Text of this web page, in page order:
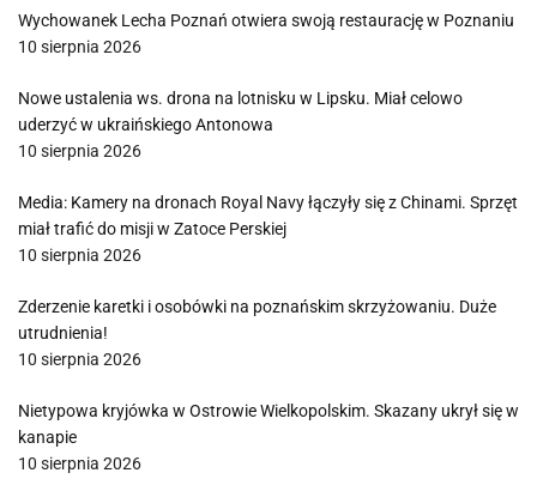
Wychowanek Lecha Poznań otwiera swoją restaurację w Poznaniu
10 sierpnia 2026
Nowe ustalenia ws. drona na lotnisku w Lipsku. Miał celowo
uderzyć w ukraińskiego Antonowa
10 sierpnia 2026
Media: Kamery na dronach Royal Navy łączyły się z Chinami. Sprzęt
miał trafić do misji w Zatoce Perskiej
10 sierpnia 2026
Zderzenie karetki i osobówki na poznańskim skrzyżowaniu. Duże
utrudnienia!
10 sierpnia 2026
Nietypowa kryjówka w Ostrowie Wielkopolskim. Skazany ukrył się w
kanapie
10 sierpnia 2026